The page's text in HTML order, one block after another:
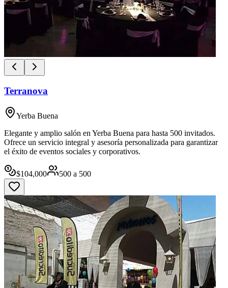
Terranova
Yerba Buena
Elegante y amplio salón en Yerba Buena para hasta 500 invitados.
Ofrece un servicio integral y asesoría personalizada para garantizar
el éxito de eventos sociales y corporativos.
$104,000 500 a 500